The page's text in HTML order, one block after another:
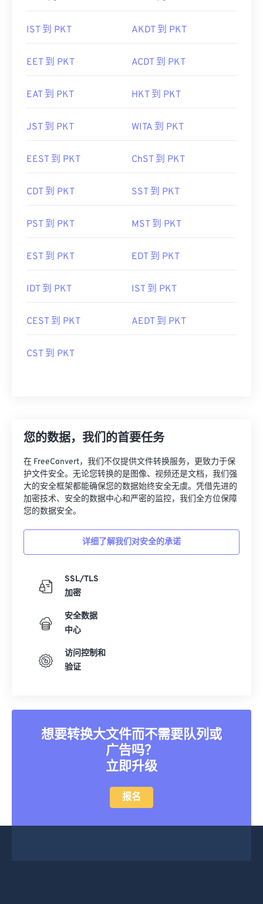
IST 到 PKT AKDT 到 PKT
EET 到 PKT ACDT 到 PKT
EAT 到 PKT HKT 到 PKT
JST 到 PKT WITA 到 PKT
EEST 到 PKT ChST 到 PKT
CDT 到 PKT SST 到 PKT
PST 到 PKT MST 到 PKT
EST 到 PKT EDT 到 PKT
IDT 到 PKT IST 到 PKT
CEST 到 PKT AEDT 到 PKT
CST 到 PKT
您的数据，我们的首要任务
在 FreeConvert，我们不仅提供文件转换服务，更致力于保
护文件安全。无论您转换的是图像、视频还是文档，我们强
大的安全框架都能确保您的数据始终安全无虞。凭借先进的
加密技术、安全的数据中心和严密的监控，我们全方位保障
您的数据安全。
详细了解我们对安全的承诺
SSL/TLS
加密
安全数据
中心
访问控制和
验证
想要转换大文件而不需要队列或
广告吗？
立即升级
报名